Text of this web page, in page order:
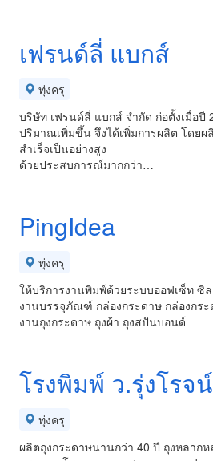
เฟรนด์ลี่ แบกส์
ทุ่งครุ
บริษัท เฟรนด์ลี่ แบกส์ จำกัด ก่อตั้งเมื่อปี
ปริมาณเพิ่มขึ้น จึงได้เพิ่มการผลิต โดย
สำเร็จเป็นอย่างสูง
ด้วยประสบการณ์มากกว่า…
PingIdea
ทุ่งครุ
ให้บริการงานพิมพ์ด้วยระบบออฟเซ็ท
งานบรรจุภัณฑ์ กล่องกระดาษ กล่องกร
งานถุงกระดาษ ถุงผ้า ถุงสปันบอนด์
โรงพิมพ์ ว.รุ่งโรจน์
ทุ่งครุ
ผลิตถุงกระดาษนานกว่า 40 ปี ถุงหลาก